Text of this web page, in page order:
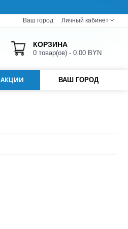
Ваш город Личный кабинет
КОРЗИНА
0 товар(ов) - 0.00 BYN
АКЦИИ ВАШ ГОРОД